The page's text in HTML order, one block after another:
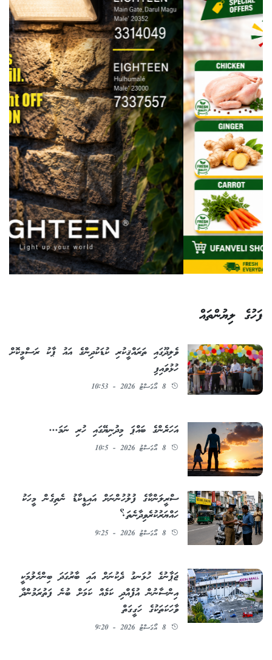
ފަހުގެ ލިޔުންތައް
ވެލިދޫގައި ތަރައްޤީކުރި ކުޑަކުދިންގެ އައު ޕާކު ރަސްމީކޮށް
ހުޅުވައިފި
8 އޯގަސްޓު 2026 - 10:53
އަހަރެންގެ ބައްޕަ މިދުނިޔޭގައި ހުރި ނަމަ...
8 އޯގަސްޓު 2026 - 10:5
ސްރީލަންކާގެ ފުލުހުންނަށް އައިޑީކާޑު ނެތިގެން މީހަކު
ހައްޔަރުކުރެވިދާނެތަ؟
8 އޯގަސްޓު 2026 - 9:25
ޖަޕާނުގެ ހުޅަނގު ދެކުނަށް އައި ބާރުގަދަ ބިންހެލުމަކީ
އިންސާނުން އުފެއްދި ކަމެއް ކަމަށް ބުނެ ފަތުރަމުންދާ
ވާހަކަތަކުގެ ހަގީގަތް
8 އޯގަސްޓު 2026 - 9:20